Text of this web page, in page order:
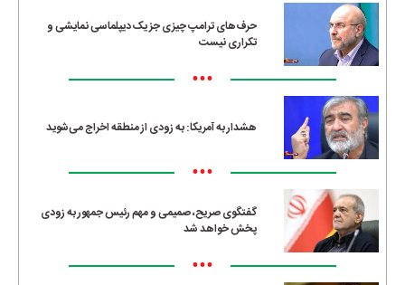
حرف‌های ترامپ چیزی جز یک دیپلماسی نمایشی و
تکراری نیست
•••
هشدار به آمریکا: به زودی از منطقه اخراج می‌شوید
•••
گفتگوی صریح، صمیمی و مهم رئیس جمهور به زودی
پخش خواهد شد
•••